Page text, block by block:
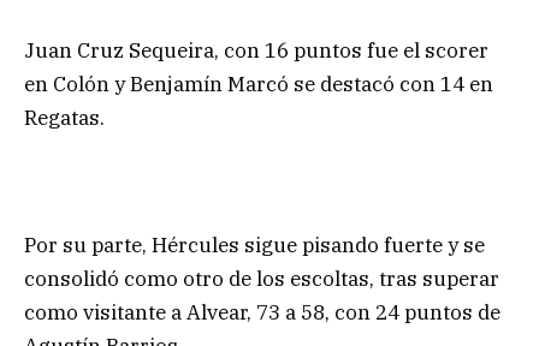
Juan Cruz Sequeira, con 16 puntos fue el scorer
en Colón y Benjamín Marcó se destacó con 14 en
Regatas.
Por su parte, Hércules sigue pisando fuerte y se
consolidó como otro de los escoltas, tras superar
como visitante a Alvear, 73 a 58, con 24 puntos de